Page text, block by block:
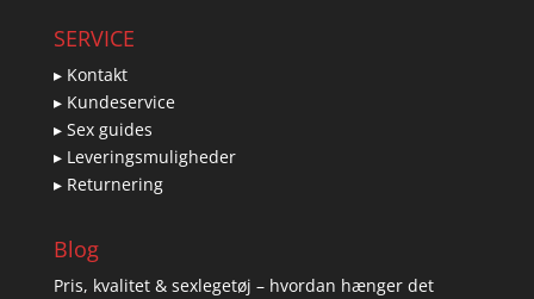
SERVICE
▸ Kontakt
▸ Kundeservice
▸ Sex guides
▸ Leveringsmuligheder
▸ Returnering
Blog
Pris, kvalitet & sexlegetøj – hvordan hænger det